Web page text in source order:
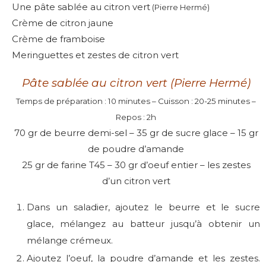
Une pâte sablée au citron vert (Pierre Hermé)
Crème de citron jaune
Crème de framboise
Meringuettes et zestes de citron vert
Pâte sablée au citron vert (Pierre Hermé)
Temps de préparation : 10 minutes – Cuisson : 20-25 minutes –
Repos : 2h
70 gr de beurre demi-sel – 35 gr de sucre glace – 15 gr
de poudre d’amande
25 gr de farine T45 – 30 gr d’oeuf entier – les zestes
d’un citron vert
Dans un saladier, ajoutez le beurre et le sucre
glace, mélangez au batteur jusqu’à obtenir un
mélange crémeux.
Ajoutez l’oeuf, la poudre d’amande et les zestes.